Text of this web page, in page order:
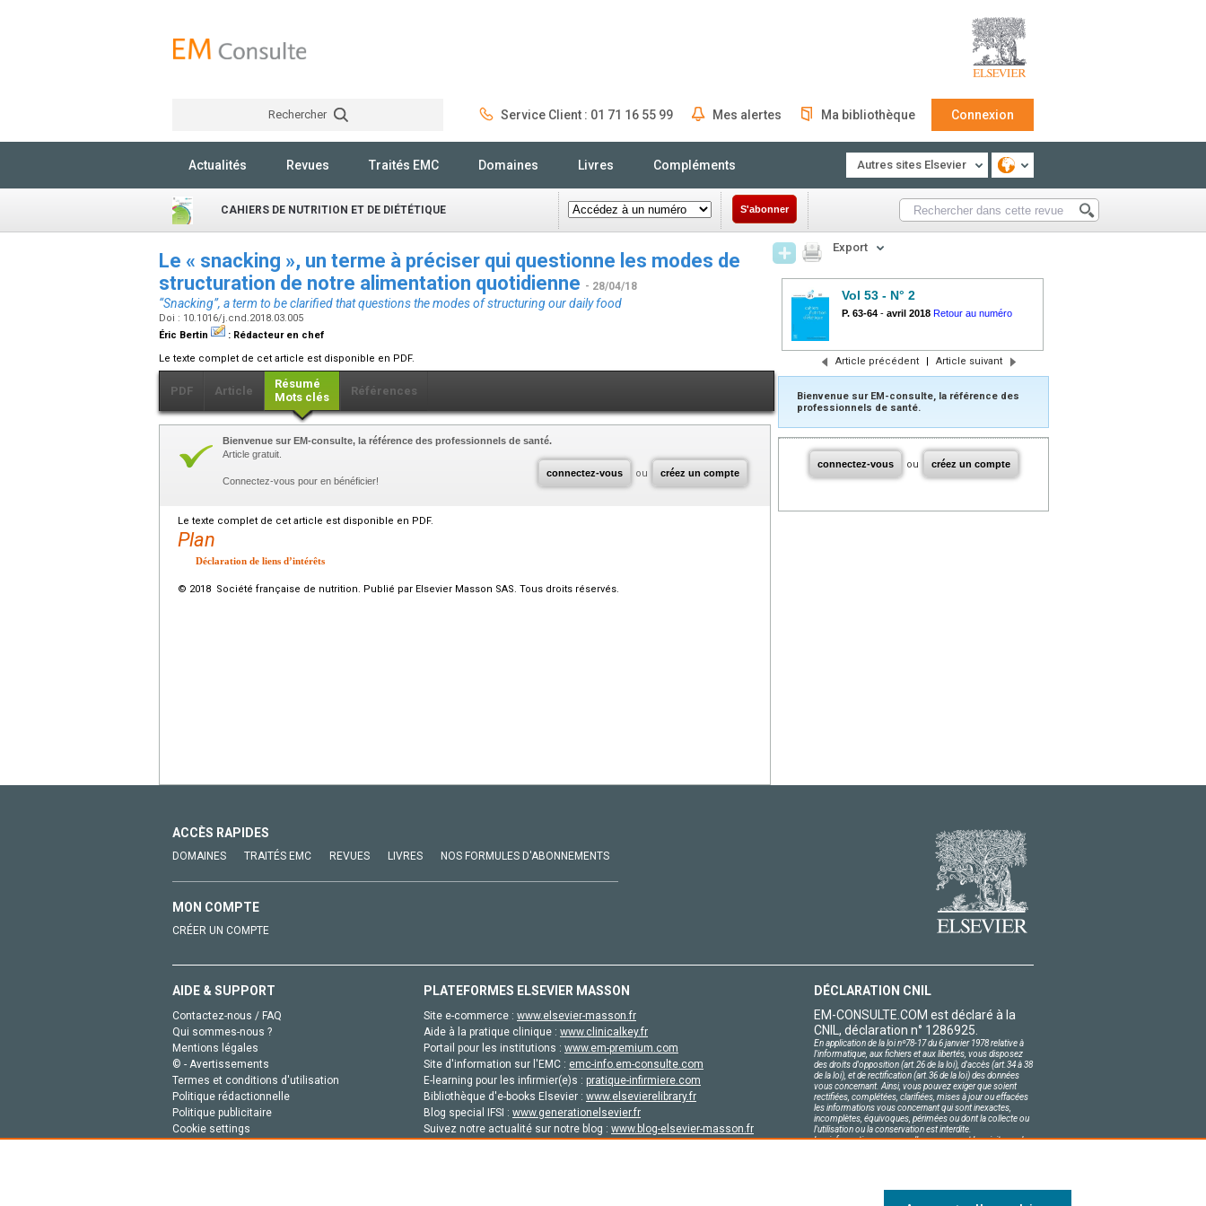
Rechercher Service Client : 01 71 16 55 99 Mes alertes Ma bibliothèque Connexion
Actualités Revues Traités EMC Domaines Livres Compléments Autres sites Elsevier
CAHIERS DE NUTRITION ET DE DIÉTÉTIQUE S'abonner
Le « snacking », un terme à préciser qui questionne les modes de
structuration de notre alimentation quotidienne - 28/04/18
“Snacking”, a term to be clarified that questions the modes of structuring our daily food
Doi : 10.1016/j.cnd.2018.03.005
Éric Bertin
: Rédacteur en chef
Le texte complet de cet article est disponible en PDF.
PDF Article
Résumé
Mots clés
Références
connectez-vous ou créez un compte
Bienvenue sur EM-consulte, la référence des professionnels de santé.
Article gratuit.
Connectez-vous pour en bénéficier!
Le texte complet de cet article est disponible en PDF.
Plan
Déclaration de liens d’intérêts
© 2018 Société française de nutrition. Publié par Elsevier Masson SAS. Tous droits réservés.
Export
Vol 53 - N° 2
P. 63-64 - avril 2018 Retour au numéro
Article précédent | Article suivant
Bienvenue sur EM-consulte, la référence des
professionnels de santé.
connectez-vous ou créez un compte
ACCÈS RAPIDES
DOMAINES TRAITÉS EMC REVUES LIVRES NOS FORMULES D'ABONNEMENTS
MON COMPTE
CRÉER UN COMPTE
AIDE & SUPPORT
Contactez-nous / FAQ
Qui sommes-nous ?
Mentions légales
© - Avertissements
Termes et conditions d'utilisation
Politique rédactionnelle
Politique publicitaire
Cookie settings
PLATEFORMES ELSEVIER MASSON
Site e-commerce : www.elsevier-masson.fr
Aide à la pratique clinique : www.clinicalkey.fr
Portail pour les institutions : www.em-premium.com
Site d'information sur l'EMC : emc-info.em-consulte.com
E-learning pour les infirmier(e)s : pratique-infirmiere.com
Bibliothèque d'e-books Elsevier : www.elsevierelibrary.fr
Blog special IFSI : www.generationelsevier.fr
Suivez notre actualité sur notre blog : www.blog-elsevier-masson.fr
DÉCLARATION CNIL
EM-CONSULTE.COM est déclaré à la
CNIL, déclaration n° 1286925.
En application de la loi nº78-17 du 6 janvier 1978 relative à
l'informatique, aux fichiers et aux libertés, vous disposez
des droits d'opposition (art.26 de la loi), d'accès (art.34 à 38
de la loi), et de rectification (art.36 de la loi) des données
vous concernant. Ainsi, vous pouvez exiger que soient
rectifiées, complétées, clarifiées, mises à jour ou effacées
les informations vous concernant qui sont inexactes,
incomplètes, équivoques, périmées ou dont la collecte ou
l'utilisation ou la conservation est interdite.
Les informations personnelles concernant les visiteurs de